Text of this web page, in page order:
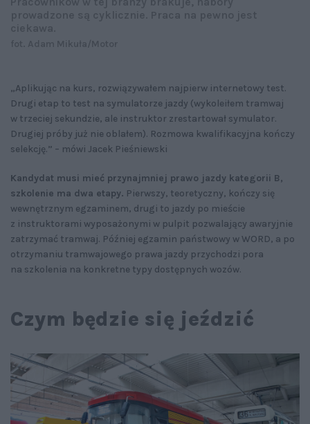
„Aplikując na kurs, rozwiązywałem najpierw internetowy test.
Drugi etap to test na symulatorze jazdy (wykoleiłem tramwaj
w trzeciej sekundzie, ale instruktor zrestartował symulator.
Drugiej próby już nie oblałem). Rozmowa kwalifikacyjna kończy
selekcję.” – mówi Jacek Pieśniewski
Kandydat musi mieć przynajmniej prawo jazdy kategorii B,
szkolenie ma dwa etapy. Pierwszy, teoretyczny, kończy się
wewnętrznym egzaminem, drugi to jazdy po mieście
z instruktorami wyposażonymi w pulpit pozwalający awaryjnie
zatrzymać tramwaj. Później egzamin państwowy w WORD, a po
otrzymaniu tramwajowego prawa jazdy przychodzi pora
na szkolenia na konkretne typy dostępnych wozów.
Czym będzie się jeździć